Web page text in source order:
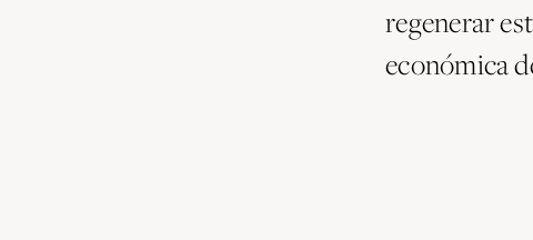
regenerar
económica